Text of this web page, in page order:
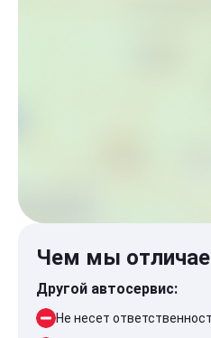
Чем мы
Другой автосервис:
Не несет